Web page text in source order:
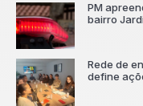
PM
bairro
Rede de
define